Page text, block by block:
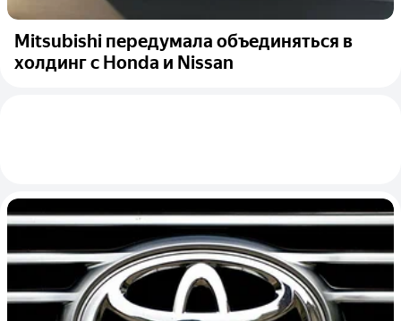
Mitsubishi передумала объединяться в
холдинг с Honda и Nissan